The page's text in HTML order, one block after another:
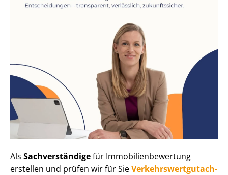
Als Sachverständigefür Im­mo­bi­li­en­be­wer­tung
erstellen und prüfen wir für SieVer­kehrs­wert­gut­ach­